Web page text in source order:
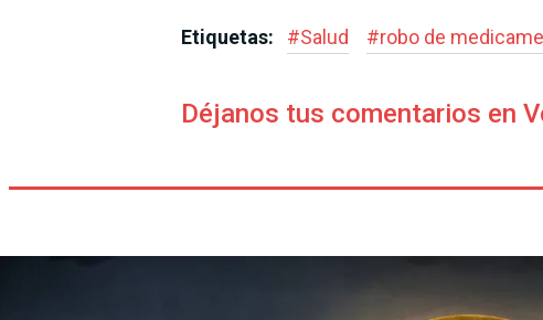
Etiquetas: #Salud #robo de
Déjanos tus comentarios en